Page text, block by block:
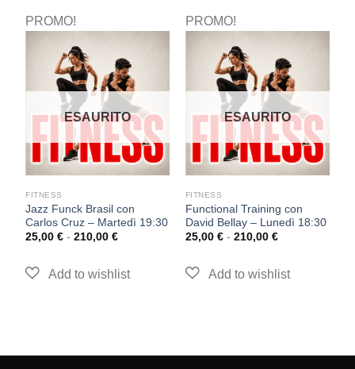
PROMO!
ESAURITO
FITNESS
Jazz Funck Brasil con
Carlos Cruz – Martedì 19:30
25,00€ - 210,00€
PROMO!
ESAURITO
FITNESS
Functional Training con
David Bellay – Lunedì 18:30
25,00 € - 210,00 €